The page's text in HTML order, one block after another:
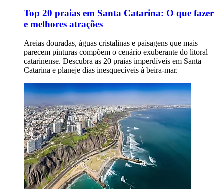
Top 20 praias em Santa Catarina: O que fazer
e melhores atrações
Areias douradas, águas cristalinas e paisagens que mais
parecem pinturas compõem o cenário exuberante do litoral
catarinense. Descubra as 20 praias imperdíveis em Santa
Catarina e planeje dias inesquecíveis à beira-mar.